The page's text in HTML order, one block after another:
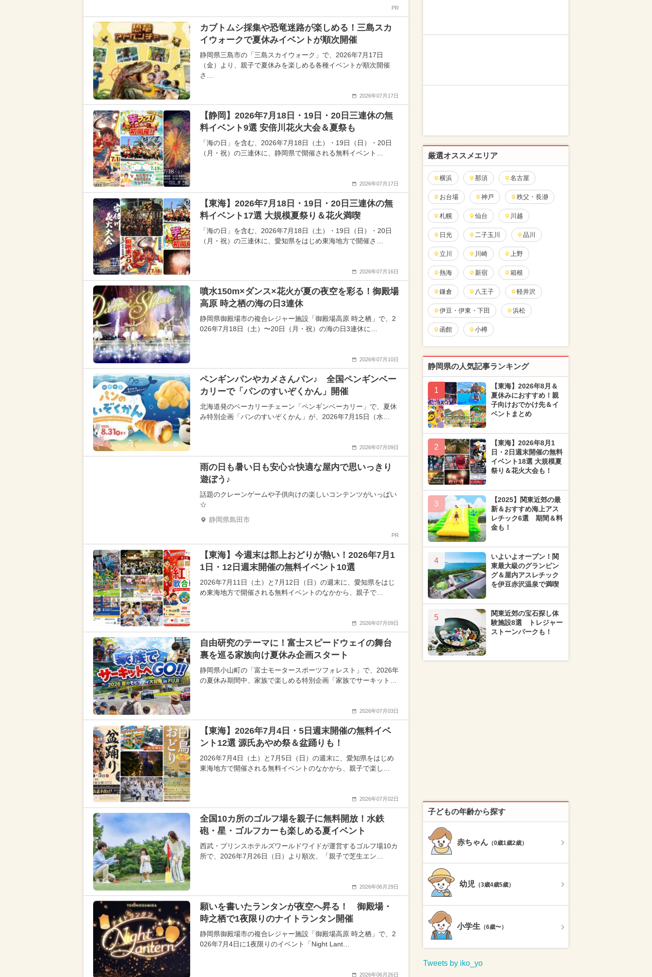
PR
カブトムシ採集や恐竜迷路が楽しめる！三島スカ
イウォークで夏休みイベントが順次開催
静岡県三島市の「三島スカイウォーク」で、2026年7月17日
（金）より、親子で夏休みを楽しめる各種イベントが順次開催
さ…
2026年07月17日
【静岡】2026年7月18日・19日・20日三連休の無
料イベント9選 安倍川花火大会＆夏祭も
「海の日」を含む、2026年7月18日（土）・19日（日）・20日
（月・祝）の三連休に、静岡県で開催される無料イベント…
2026年07月17日
【東海】2026年7月18日・19日・20日三連休の無
料イベント17選 大規模夏祭り＆花火満喫
「海の日」を含む、2026年7月18日（土）・19日（日）・20日
（月・祝）の三連休に、愛知県をはじめ東海地方で開催さ…
2026年07月16日
噴水150m×ダンス×花火が夏の夜空を彩る！御殿場
高原 時之栖の海の日3連休
静岡県御殿場市の複合レジャー施設「御殿場高原 時之栖」で、2
026年7月18日（土）〜20日（月・祝）の海の日3連休に…
2026年07月10日
ペンギンパンやカメさんパン♪ 全国ペンギンベー
カリーで「パンのすいぞくかん」開催
北海道発のベーカリーチェーン「ペンギンベーカリー」で、夏休
み特別企画「パンのすいぞくかん」が、2026年7月15日（水…
2026年07月09日
雨の日も暑い日も安心☆快適な屋内で思いっきり
遊ぼう♪
話題のクレーンゲームや子供向けの楽しいコンテンツがいっぱい
☆
静岡県島田市
PR
【東海】今週末は郡上おどりが熱い！2026年7月1
1日・12日週末開催の無料イベント10選
2026年7月11日（土）と7月12日（日）の週末に、愛知県をはじ
め東海地方で開催される無料イベントのなかから、親子で…
2026年07月09日
自由研究のテーマに！富士スピードウェイの舞台
裏を巡る家族向け夏休み企画スタート
静岡県小山町の「富士モータースポーツフォレスト」で、2026年
の夏休み期間中、家族で楽しめる特別企画「家族でサーキット…
2026年07月03日
【東海】2026年7月4日・5日週末開催の無料イベ
ント12選 源氏あやめ祭＆盆踊りも！
2026年7月4日（土）と7月5日（日）の週末に、愛知県をはじめ
東海地方で開催される無料イベントのなかから、親子で楽し…
2026年07月02日
全国10カ所のゴルフ場を親子に無料開放！水鉄
砲・星・ゴルフカーも楽しめる夏イベント
西武・プリンスホテルズワールドワイドが運営するゴルフ場10カ
所で、2026年7月26日（日）より順次、「親子で芝生エン…
2026年06月29日
願いを書いたランタンが夜空へ昇る！ 御殿場・
時之栖で1夜限りのナイトランタン開催
静岡県御殿場市の複合レジャー施設「御殿場高原 時之栖」で、2
026年7月4日に1夜限りのイベント「Night Lant…
2026年06月26日
厳選オススメエリア
横浜 那須 名古屋
お台場 神戸 秩父・長瀞
札幌 仙台 川越
日光 二子玉川 品川
立川 川崎 上野
熱海 新宿 箱根
鎌倉 八王子 軽井沢
伊豆・伊東・下田 浜松
函館 小樽
静岡県の人気記事ランキング
1
【東海】2026年8月＆
夏休みにおすすめ！親
子向けおでかけ先＆イ
ベントまとめ
2
【東海】2026年8月1
日・2日週末開催の無料
イベント18選 大規模夏
祭り＆花火大会も！
3
【2025】関東近郊の最
新＆おすすめ海上アス
レチック6選 期間＆料
金も！
4
いよいよオープン！関
東最大級のグランピン
グ＆屋内アスレチック
を伊豆赤沢温泉で満喫
5
関東近郊の宝石探し体
験施設8選 トレジャー
ストーンパークも！
子どもの年齢から探す
赤ちゃん （0歳1歳2歳）
幼児 （3歳4歳5歳）
小学生 （6歳〜）
Tweets by iko_yo